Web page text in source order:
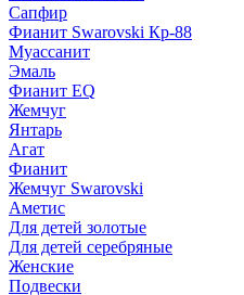
Сапфир
Фианит Swarovski Кр-88
Муассанит
Эмаль
Фианит EQ
Жемчуг
Янтарь
Агат
Фианит
Жемчуг Swarovski
Аметис
Для детей золотые
Для детей серебряные
Женские
Подвески